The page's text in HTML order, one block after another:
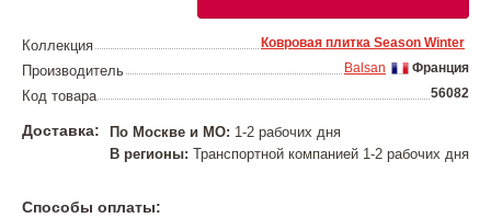
Коллекция Ковровая плитка Season Winter
Производитель Франция
Balsan
Код товара 56082
Доставка: По Москве и МО: 1-2 рабочих дня
В регионы: Транспортной компанией 1-2 рабочих дня
Способы оплаты: